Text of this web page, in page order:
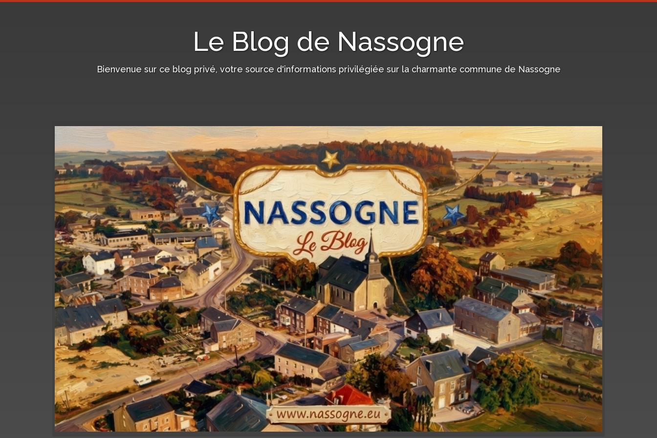
Le Blog de Nassogne
Bienvenue sur ce blog privé, votre source d'informations privilégiée sur la charmante commune de Nassogne